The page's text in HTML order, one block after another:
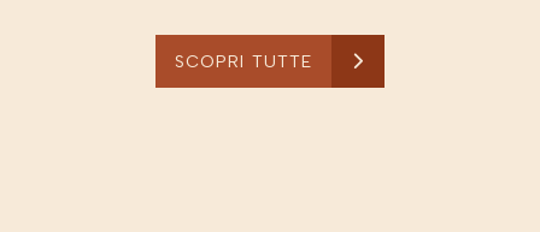
SCOPRI TUTTE